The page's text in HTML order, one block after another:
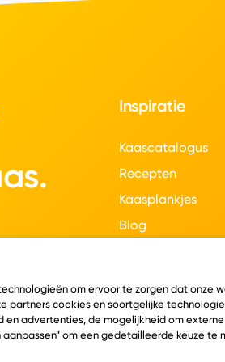
Inspiratie
Kaascatalogus
Recepten
Kaasplankjes
Blog
om ervoor te zorgen dat onze
partners cookies en soortgelijke
advertenties, de mogelijkheid om
om een gedetailleerde keuze